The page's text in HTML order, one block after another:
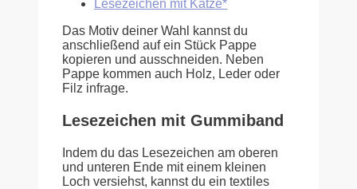
Lesezeichen mit Katze*
Das Motiv deiner Wahl kannst du
anschließend auf ein Stück Pappe
kopieren und ausschneiden. Neben
Pappe kommen auch Holz, Leder oder
Filz infrage.
Lesezeichen mit Gummiband
Indem du das Lesezeichen am oberen
und unteren Ende mit einem kleinen
Loch versiehst, kannst du ein textiles